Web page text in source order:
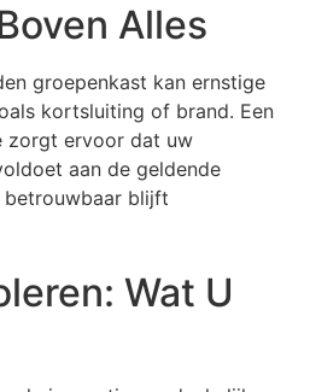
Alles
groepenkast kan ernstige
kortsluiting of brand. Een
zorgt ervoor dat uw
aan de geldende
betrouwbaar blijft
Wat U